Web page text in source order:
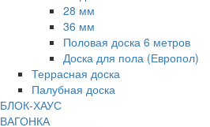
28 мм
36 мм
Половая доска 6 метров
Доска для пола (Европол)
Террасная доска
Палубная доска
БЛОК-ХАУС
ВАГОНКА